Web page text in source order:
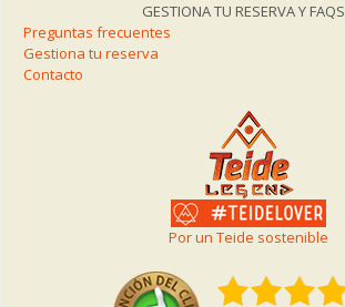
GESTIONA TU RESERVA Y FAQS
Preguntas frecuentes
Gestiona tu reserva
Contacto
Por un Teide sostenible